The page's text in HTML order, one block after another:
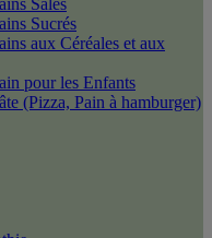
Salés
Sucrés
aux Céréales et aux
pour les Enfants
(Pizza, Pain à hamburger)